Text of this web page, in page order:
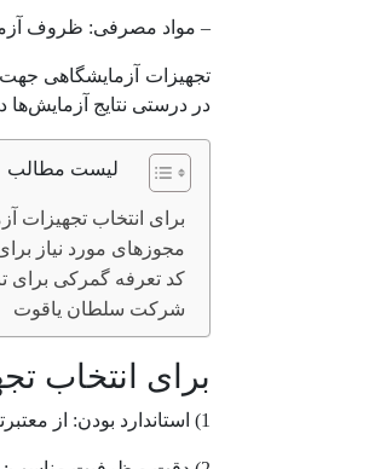
– مواد مصرفی: ظروف
تجهیزات آزمایشگاهی جهت
در درستی نتایج
لیست مطالب
برای انتخاب تجهیزات
مجوزهای مورد نیاز
کد تعرفه گمرکی برای
شرکت سلطان یاقوت
برای انتخاب
1) استاندارد بودن: از معتبرترین برندهای سازنده تجهیزات آزمایشگاهی و دستگاه‌های استاندارد تهیه کنید.